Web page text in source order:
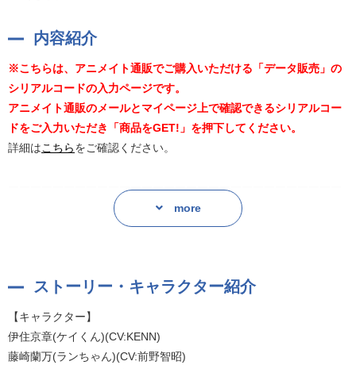
内容紹介
※こちらは、アニメイト通販でご購入いただける「データ販売」の
シリアルコードの入力ページです。
アニメイト通販のメールとマイページ上で確認できるシリアルコー
ドをご入力いただき「商品をGET!」を押下してください。
詳細はこちらをご確認ください。
ーーーーーーーーーーーーーーーーーーーーーーーーーーーーーー
・トラック2 収録開始!
※オモテ盤限定収録のトラック2『収録開始』ではロケに挑むメンバ
ーの様子をお届け。
※トラック1、3はURADOL Stage/moving ウラ盤と共通です。
more
ストーリー・キャラクター紹介
【キャラクター】
伊住京章(ケイくん)(CV:KENN)
藤崎蘭万(ランちゃん)(CV:前野智昭)